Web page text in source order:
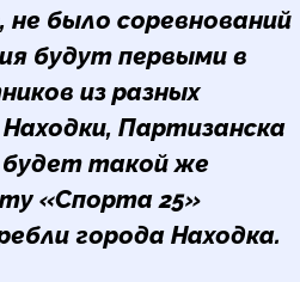
было соревнований
будут первыми в
из разных
Партизанска
будет такой же
«Спорта 25»
города Находка.